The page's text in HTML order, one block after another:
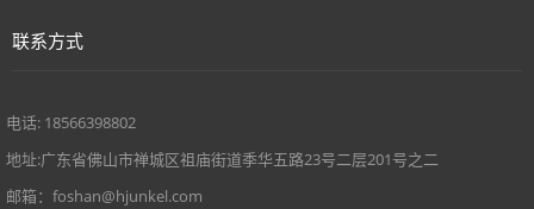
联系方式
电话: 18566398802
地址:广东省佛山市禅城区祖庙街道季华五路23号二层201号之二
邮箱：foshan@hjunkel.com